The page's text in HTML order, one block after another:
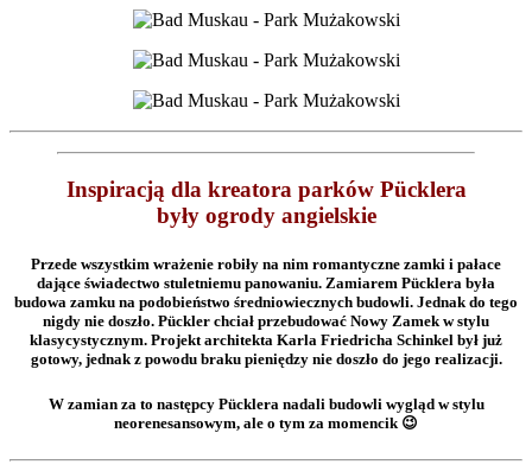
Inspiracją dla kreatora parków Pücklera
były ogrody angielskie
Przede wszystkim wrażenie robiły na nim romantyczne zamki i pałace
dające świadectwo stuletniemu panowaniu. Zamiarem Pücklera była
budowa zamku na podobieństwo średniowiecznych budowli. Jednak do tego
nigdy nie doszło. Pückler chciał przebudować Nowy Zamek w stylu
klasycystycznym. Projekt architekta Karla Friedricha Schinkel był już
gotowy, jednak z powodu braku pieniędzy nie doszło do jego realizacji.
W zamian za to następcy Pücklera nadali budowli wygląd w stylu
neorenesansowym, ale o tym za momencik 😉